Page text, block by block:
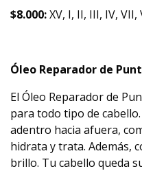
$8.000:XV, I, II, III, IV, VII,
Óleo Reparador de
El Óleo Reparador de
para todo tipo de
adentro hacia afuera,
hidrata y trata. Además,
brillo. Tu cabello queda